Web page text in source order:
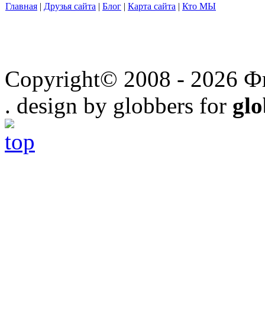
Главная | Друзья сайта | Блог | Карта сайта | Кто МЫ
Copyright© 2008 - 2026
. design by globbers for